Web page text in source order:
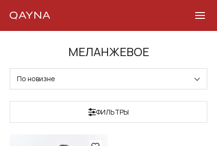
content
МЕЛАНЖЕВОЕ
По новизне
ФИЛЬТРЫ